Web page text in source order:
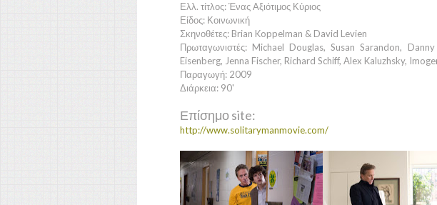
Ελλ. τίτλος: Ένας Αξιότιμος Κύριος
Είδος: Κοινωνική
Σκηνοθέτες: Brian Koppelman & David Levien
Πρωταγωνιστές: Michael Douglas, Susan Sarandon,
Eisenberg, Jenna Fischer, Richard Schiff, Alex Kaluzhsky,
Παραγωγή: 2009
Διάρκεια: 90'
Επίσημο site:
http://www.solitarymanmovie.com/